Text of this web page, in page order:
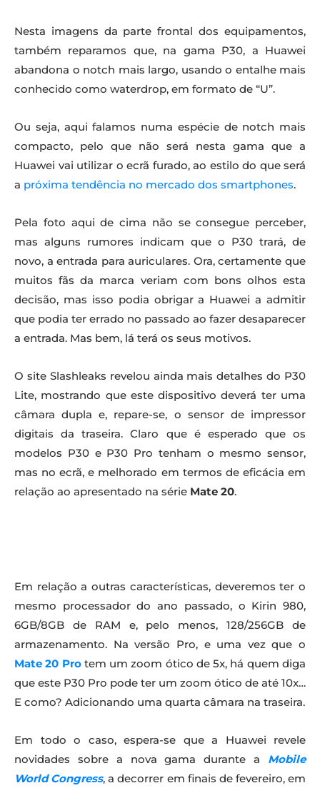
Nesta imagens da parte frontal dos equipamentos,
também reparamos que, na gama P30, a Huawei
abandona o notch mais largo, usando o entalhe mais
conhecido como waterdrop, em formato de “U”.
Ou seja, aqui falamos numa espécie de notch mais
compacto, pelo que não será nesta gama que a
Huawei vai utilizar o ecrã furado, ao estilo do que será
a próxima tendência no mercado dos smartphones.
Pela foto aqui de cima não se consegue perceber,
mas alguns rumores indicam que o P30 trará, de
novo, a entrada para auriculares. Ora, certamente que
muitos fãs da marca veriam com bons olhos esta
decisão, mas isso podia obrigar a Huawei a admitir
que podia ter errado no passado ao fazer desaparecer
a entrada. Mas bem, lá terá os seus motivos.
O site Slashleaks revelou ainda mais detalhes do P30
Lite, mostrando que este dispositivo deverá ter uma
câmara dupla e, repare-se, o sensor de impressor
digitais da traseira. Claro que é esperado que os
modelos P30 e P30 Pro tenham o mesmo sensor,
mas no ecrã, e melhorado em termos de eficácia em
relação ao apresentado na série Mate 20.
Em relação a outras características, deveremos ter o
mesmo processador do ano passado, o Kirin 980,
6GB/8GB de RAM e, pelo menos, 128/256GB de
armazenamento. Na versão Pro, e uma vez que o
Mate 20 Protem um zoom ótico de 5x, há quem diga
que este P30 Pro pode ter um zoom ótico de até 10x…
E como? Adicionando uma quarta câmara na traseira.
Em todo o caso, espera-se que a Huawei revele
novidades sobre a nova gama durante a Mobile
World Congress, a decorrer em finais de fevereiro, em